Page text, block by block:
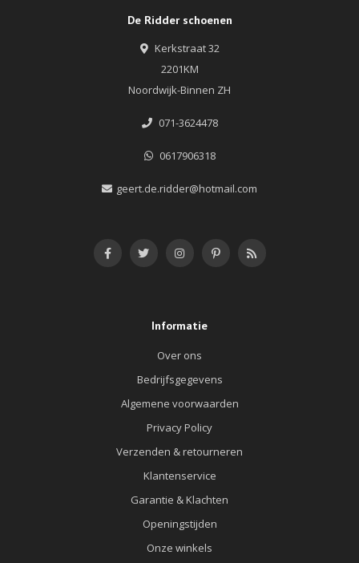
De Ridder schoenen
Kerkstraat 32
2201KM
Noordwijk-Binnen ZH
071-3624478
0617906318
geert.de.ridder@hotmail.com
Informatie
Over ons
Bedrijfsgegevens
Algemene voorwaarden
Privacy Policy
Verzenden & retourneren
Klantenservice
Garantie & Klachten
Openingstijden
Onze winkels